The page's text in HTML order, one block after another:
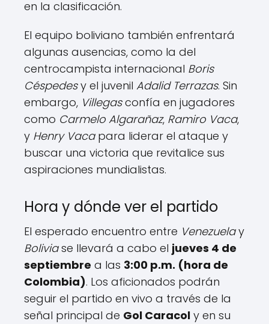
en la clasificación.
El equipo boliviano también enfrentará
algunas ausencias, como la del
centrocampista internacional Boris
Céspedesy el juvenil Adalid Terrazas. Sin
embargo, Villegasconfía en jugadores
como Carmelo Algarañaz, Ramiro Vaca,
y Henry Vacapara liderar el ataque y
buscar una victoria que revitalice sus
aspiraciones mundialistas.
Hora y dónde ver el partido
El esperado encuentro entre Venezuelay
Boliviase llevará a cabo el jueves 4 de
septiembre a las 3:00 p.m. (hora de
Colombia). Los aficionados podrán
seguir el partido en vivo a través de la
señal principal de Gol Caracol y en su